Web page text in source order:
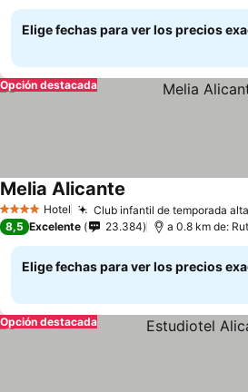
Elige fechas para ver los precios
Opción destacada
4 EstrellasHotel Club infantil de temporada alta
Melia Alicante
8,5 Excelente 23.384 a 0.8 km de:
Elige fechas para ver los precios
Opción destacada